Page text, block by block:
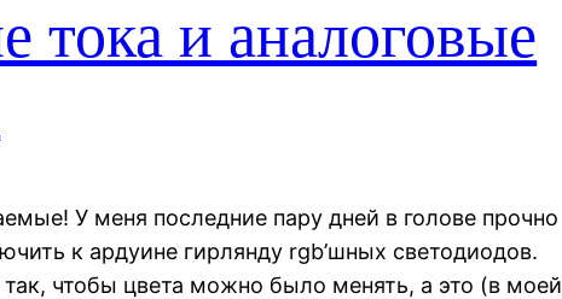
тока и аналоговые
У меня последние пару дней в голове прочно
к ардуине гирлянду rgb’шных светодиодов.
чтобы цвета можно было менять, а это (в моей